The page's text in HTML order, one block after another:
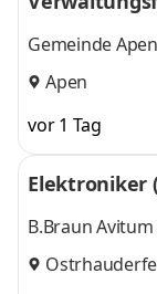
Gemeinde Apen
Apen
vor 1 Tag
Elektroniker
B.Braun Avitum